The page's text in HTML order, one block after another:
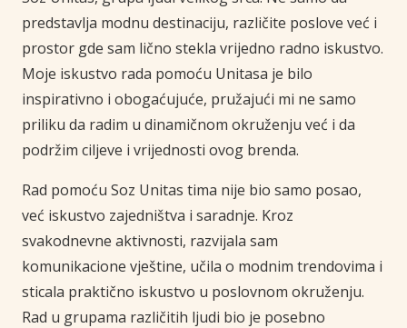
predstavlja modnu destinaciju, različite poslove već i
prostor gde sam lično stekla vrijedno radno iskustvo.
Moje iskustvo rada pomoću Unitasa je bilo
inspirativno i obogaćujuće, pružajući mi ne samo
priliku da radim u dinamičnom okruženju već i da
podržim ciljeve i vrijednosti ovog brenda.
Rad pomoću Soz Unitas tima nije bio samo posao,
već iskustvo zajedništva i saradnje. Kroz
svakodnevne aktivnosti, razvijala sam
komunikacione vještine, učila o modnim trendovima i
sticala praktično iskustvo u poslovnom okruženju.
Rad u grupama različitih ljudi bio je posebno